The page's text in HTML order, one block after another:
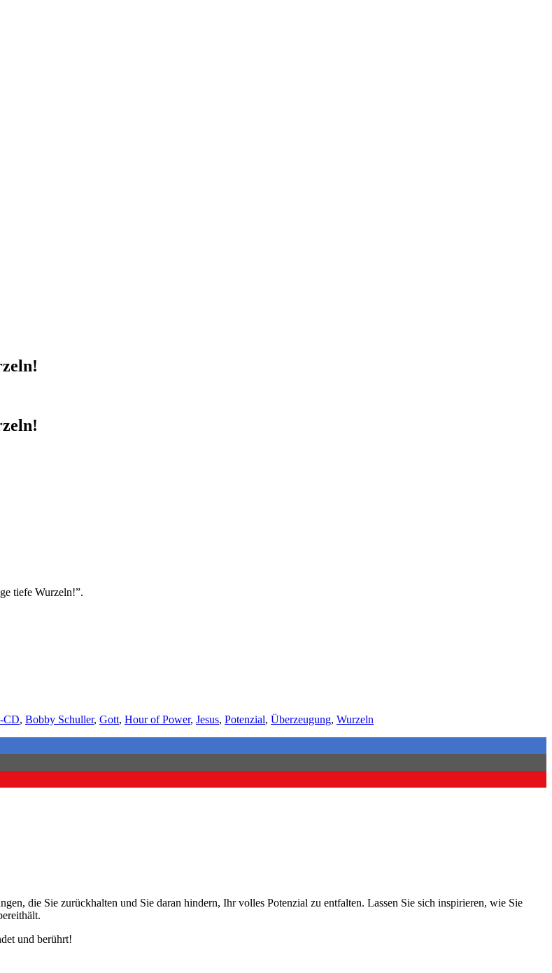
tiefe Wurzeln!”.
CD, Bobby Schuller, Gott, Hour of Power, Jesus, Potenzial, Überzeugung, Wurzeln
die Sie zurückhalten und Sie daran hindern, Ihr volles Potenzial zu entfalten. Lassen Sie sich inspirieren, wie Sie
und berührt!